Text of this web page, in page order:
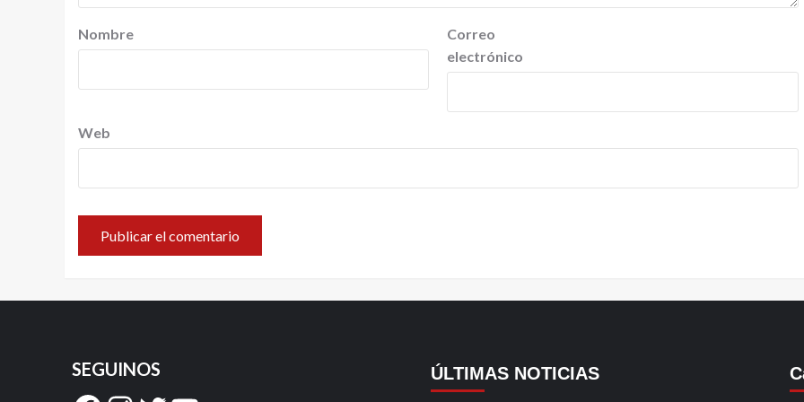
Nombre
Correo
electrónico
Web
SEGUINOS ÚLTIMAS NOTICIAS